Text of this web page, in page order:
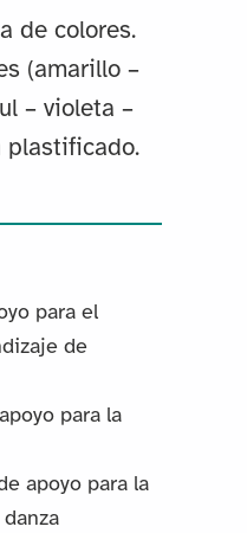
de colores.
(amarillo –
– violeta –
plastificado.
para el
de
para la
apoyo para la